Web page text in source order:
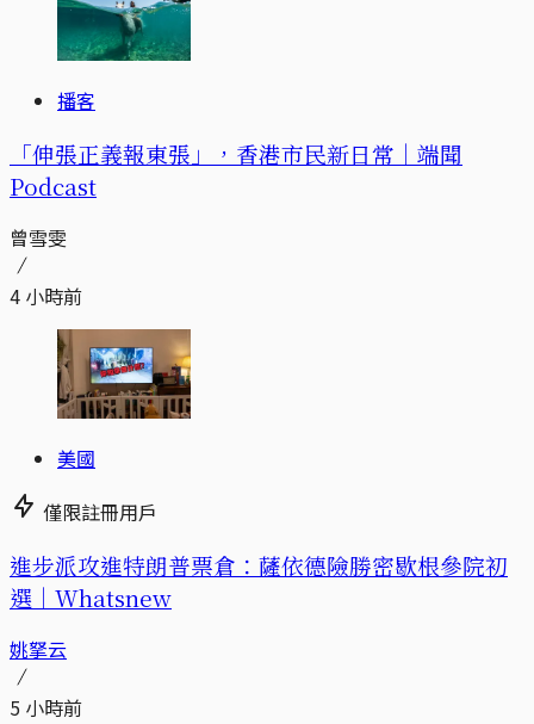
播客
「伸張正義報東張」，香港市民新日常｜端聞
Podcast
曾雪雯
4 小時前
美國
僅限註冊用戶
進步派攻進特朗普票倉：薩依德險勝密歇根參院初
選｜Whatsnew
姚拏云
5 小時前